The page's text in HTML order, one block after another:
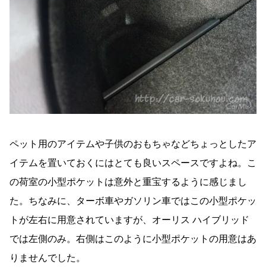
ペット用のアイテムや子供のおもちゃなどちょっとしたア
イテムを置いておくにはとても良いスペースですよね。こ
の荷室の小型ポケットは意外と重宝するように感じまし
た。ちなみに、ターボ車やガソリン車ではこの小型ポケッ
トが左右に用意されていますが、オーリス ハイブリッド
では左側のみ。右側はこのように小型ポケットの用意はあ
りませんでした。